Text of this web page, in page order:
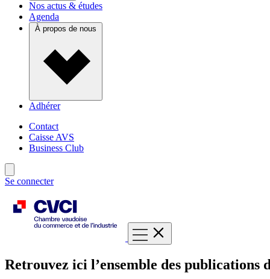
Nos actus & études
Agenda
À propos de nous
Adhérer
Contact
Caisse AVS
Business Club
Se connecter
Retrouvez ici l’ensemble des publications